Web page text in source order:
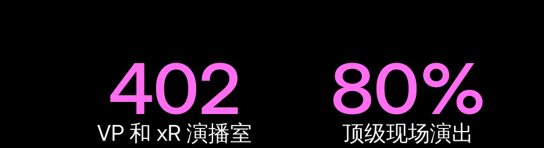
402
VP 和 xR 演播室
80%
顶级现场演出